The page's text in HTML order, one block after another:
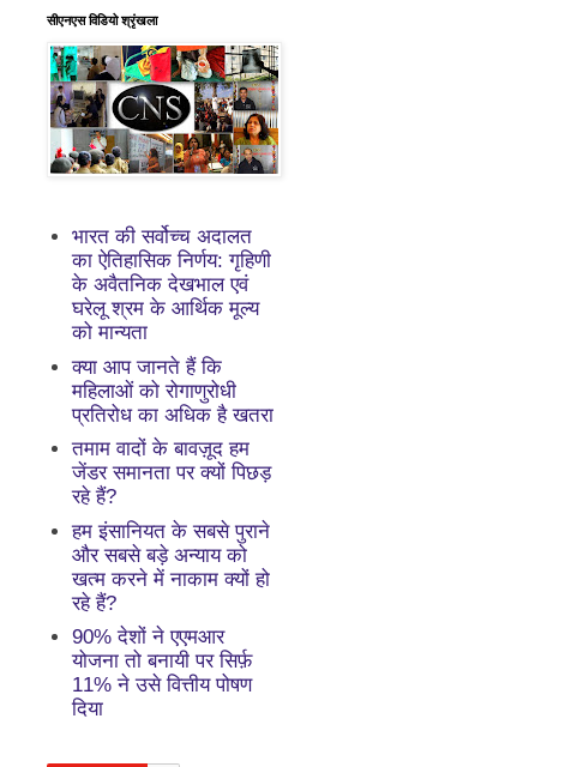
सीएनएस विडियो श्रृंखला
भारत की सर्वोच्च अदालत
का ऐतिहासिक निर्णय: गृहिणी
के अवैतनिक देखभाल एवं
घरेलू श्रम के आर्थिक मूल्य
को मान्यता
क्या आप जानते हैं कि
महिलाओं को रोगाणुरोधी
प्रतिरोध का अधिक है खतरा
तमाम वादों के बावज़ूद हम
जेंडर समानता पर क्यों पिछड़
रहे हैं?
हम इंसानियत के सबसे पुराने
और सबसे बड़े अन्याय को
खत्म करने में नाकाम क्यों हो
रहे हैं?
90% देशों ने एएमआर
योजना तो बनायी पर सिर्फ़
11% ने उसे वित्तीय पोषण
दिया